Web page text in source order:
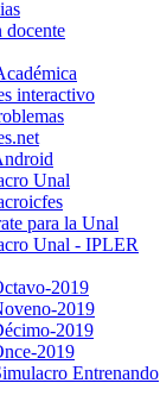
docente
interactivo
Unal
para la Unal
Unal - IPLER
2019
2019
2019
2019
Entrenando